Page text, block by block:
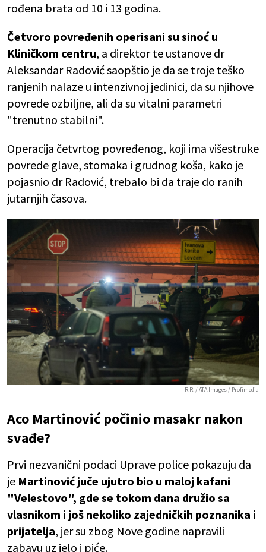
rođena brata od 10 i 13 godina.
Četvoro povređenih operisani su sinoć u
Kliničkom centru, a direktor te ustanove dr
Aleksandar Radović saopštio je da se troje teško
ranjenih nalaze u intenzivnoj jedinici, da su njihove
povrede ozbiljne, ali da su vitalni parametri
"trenutno stabilni".
Operacija četvrtog povređenog, koji ima višestruke
povrede glave, stomaka i grudnog koša, kako je
pojasnio dr Radović, trebalo bi da traje do ranih
jutarnjih časova.
R.R. / ATA Images / Profimedia
Aco Martinović počinio masakr nakon
svađe?
Prvi nezvanični podaci Uprave police pokazuju da
je Martinović juče ujutro bio u maloj kafani
"Velestovo", gde se tokom dana družio sa
vlasnikom i još nekoliko zajedničkih poznanika i
prijatelja, jer su zbog Nove godine napravili
zabavu uz jelo i piće.